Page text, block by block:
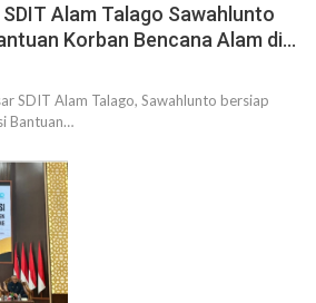
Alam Talago Sawahlunto
Korban Bencana Alam di…
SDIT Alam Talago, Sawahlunto bersiap
Bantuan…